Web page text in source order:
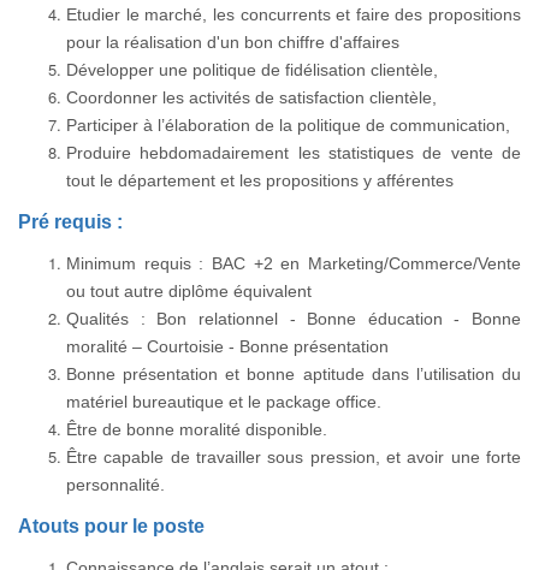
Etudier le marché, les concurrents et faire des propositions
pour la réalisation d'un bon chiffre d'affaires
Développer une politique de fidélisation clientèle,
Coordonner les activités de satisfaction clientèle,
Participer à l’élaboration de la politique de communication,
Produire hebdomadairement les statistiques de vente de
tout le département et les propositions y afférentes
Pré requis :
Minimum requis : BAC +2 en Marketing/Commerce/Vente
ou tout autre diplôme équivalent
Qualités : Bon relationnel - Bonne éducation - Bonne
moralité – Courtoisie - Bonne présentation
Bonne présentation et bonne aptitude dans l’utilisation du
matériel bureautique et le package office.
Être de bonne moralité disponible.
Être capable de travailler sous pression, et avoir une forte
personnalité.
Atouts pour le poste